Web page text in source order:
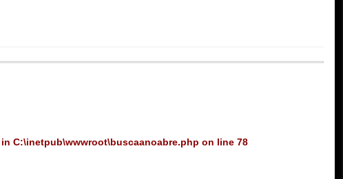
inC:\inetpub\wwwroot\buscaanoabre.php on line78